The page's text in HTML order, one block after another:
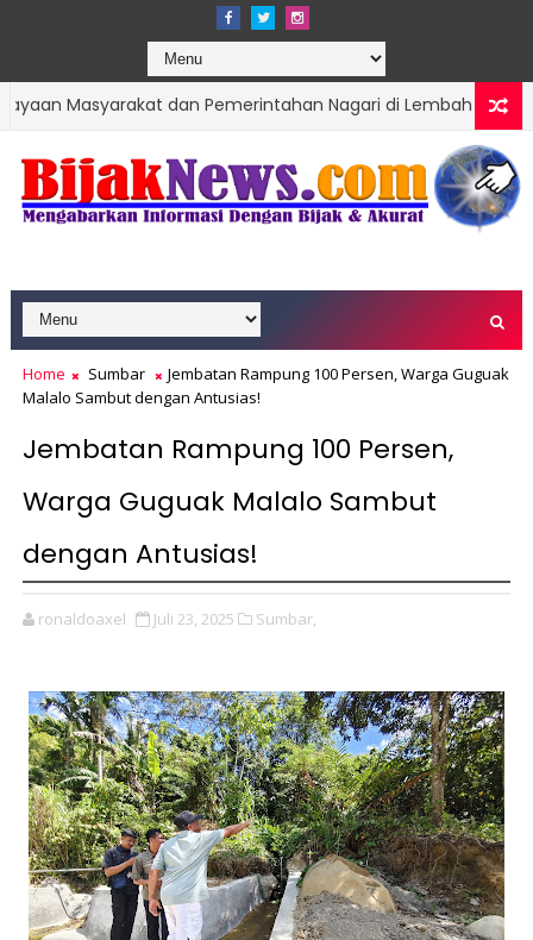
dan Pemerintahan Nagari di Lembah Melintang Pasbar
Home Sumbar
Jembatan Rampung 100 Persen, Warga Guguak
Malalo Sambut dengan Antusias!
Jembatan Rampung 100 Persen,
Warga Guguak Malalo Sambut
dengan Antusias!
ronaldoaxel Juli 23, 2025 Sumbar,